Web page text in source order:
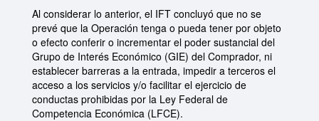
Al considerar lo anterior, el IFT concluyó que no se
prevé que la Operación tenga o pueda tener por objeto
o efecto conferir o incrementar el poder sustancial del
Grupo de Interés Económico (GIE) del Comprador, ni
establecer barreras a la entrada, impedir a terceros el
acceso a los servicios y/o facilitar el ejercicio de
conductas prohibidas por la Ley Federal de
Competencia Económica (LFCE).